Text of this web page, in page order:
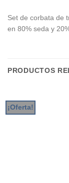
Set de corbata de
en 80% seda y
PRODUCTOS
¡Oferta!